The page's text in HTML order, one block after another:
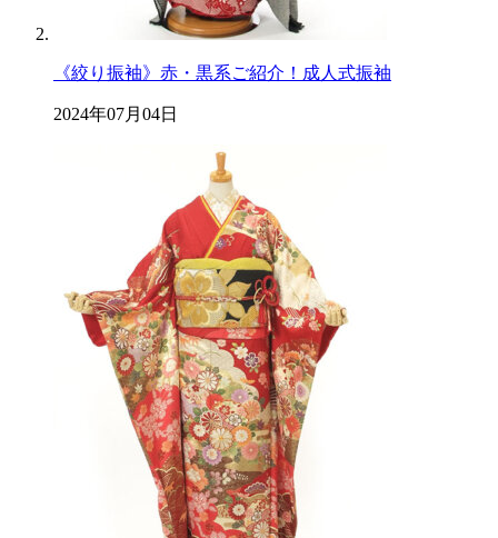
《絞り振袖》赤・黒系ご紹介！成人式振袖
2024年07月04日